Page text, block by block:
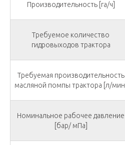
Производительность [га/ч]
Требуемое количество
гидровыходов трактора
Требуемая производительность
масляной помпы трактора [л/мин]
Номинальное рабочее давление
[бар/ мПа]